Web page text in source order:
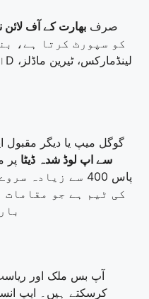
حالیہ دور میں، NaviMaps صرف بھارت کے آف
کو سپورٹ کرتا ہے،
گوگل میپ یا دیگر مقبول
سے اپ لوڈ شدہ ڈیٹا پر
پاس 400 سے
کی ٹیم ہے جو
آپ بس ملک اور
کرسکتے ہیں۔ ایپ